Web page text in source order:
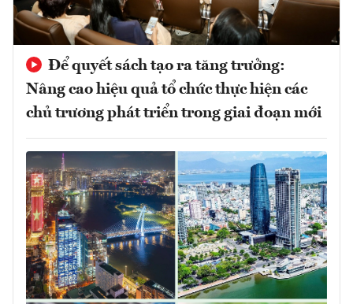
Để quyết sách tạo ra tăng trưởng:
Nâng cao hiệu quả tổ chức thực hiện các
chủ trương phát triển trong giai đoạn mới